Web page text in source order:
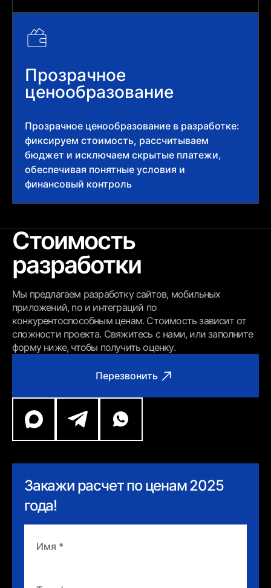
Прозрачное
ценообразование
Прозрачное ценообразование в разработке:
фиксируем стоимость, рассчитываем
бюджет и исключаем скрытые платежи,
обеспечивая понятные условия и
финансовый контроль
Перезвонить
Стоимость
разработки
Мы предлагаем разработку сайтов, мобильных
приложений, по и интеграций по
конкурентоспособным ценам. Стоимость зависит от
сложности проекта. Свяжитесь с нами, или заполните
форму ниже, чтобы получить оценку.
Закажи расчет по ценам 2025
года!